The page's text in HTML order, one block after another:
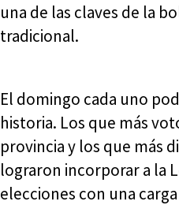
una de las claves de la
tradicional.
El domingo cada uno
historia. Los que más
provincia y los que más
lograron incorporar a la
elecciones con una